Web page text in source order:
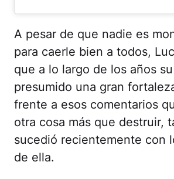
A pesar de que nadie es
para caerle bien a todos,
que a lo largo de los años
presumido una gran
frente a esos comentarios
otra cosa más que destruir,
sucedió recientemente con
de ella.